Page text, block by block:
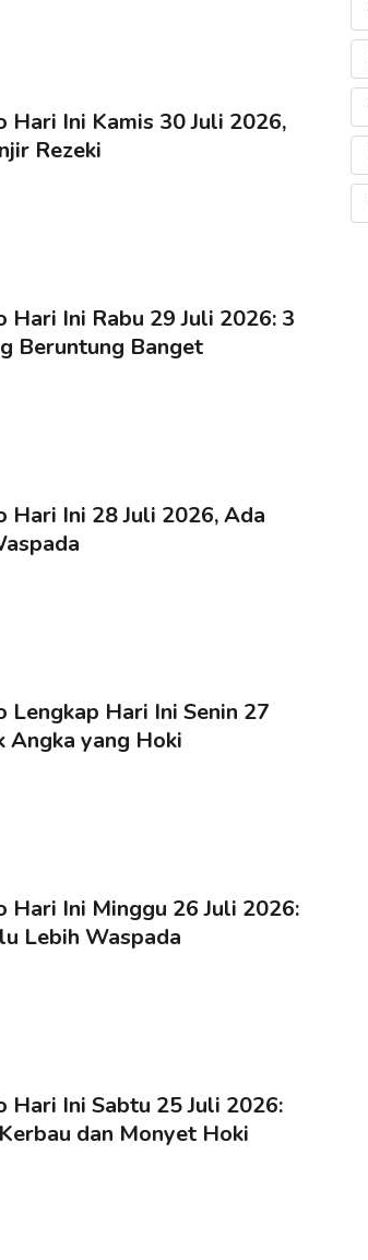
Hari Ini Kamis 30 Juli 2026,
Rezeki
Hari Ini Rabu 29 Juli 2026: 3
Beruntung Banget
Hari Ini 28 Juli 2026, Ada
Lengkap Hari Ini Senin 27
Angka yang Hoki
Hari Ini Minggu 26 Juli 2026:
Lebih Waspada
Hari Ini Sabtu 25 Juli 2026:
dan Monyet Hoki